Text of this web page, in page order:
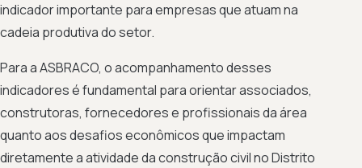
indicador importante para empresas que atuam na
cadeia produtiva do setor.
Para a ASBRACO, o acompanhamento desses
indicadores é fundamental para orientar associados,
construtoras, fornecedores e profissionais da área
quanto aos desafios econômicos que impactam
diretamente a atividade da construção civil no Distrito